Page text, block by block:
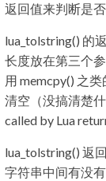
返回值来判断是否
lua_tolstring() 的
长度放在第三个
用 memcpy() 之
清空（没搞清楚
called by Lua
lua_tolstring() 返
字符串中间有没